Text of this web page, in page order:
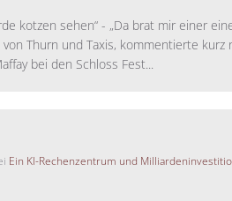
kotzen sehen“ - „Da brat mir einer
Thurn und Taxis, kommentierte kurz
bei den Schloss Fest...
Ein KI-Rechenzentrum und